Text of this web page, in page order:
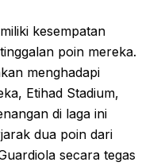
kesempatan
poin mereka.
menghadapi
Etihad Stadium,
di laga ini
dua poin dari
secara tegas